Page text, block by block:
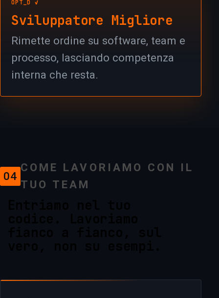
OPT_D ✓
Sviluppatore Migliore
Rimette ordine su software, team e
processo, lasciando competenza
interna che resta.
04
COME LAVORIAMO CON IL
TUO TEAM